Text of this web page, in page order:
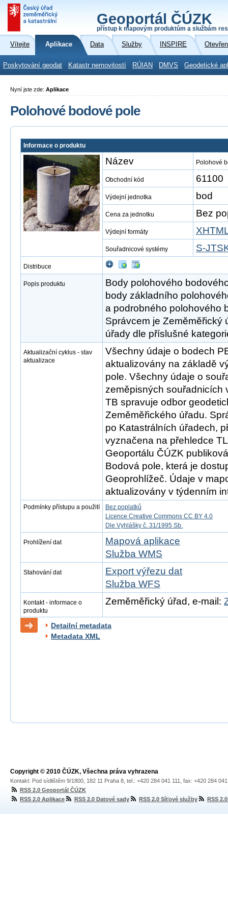
Geoportál ČÚZK
přístup k mapovým produktům a službám
Vítejte Aplikace Data Služby INSPIRE
Poskytování geodat Katastr nemovitostí RÚIAN DMVS Geodetické
Nyní jste zde: Aplikace
Polohové bodové pole
Informace o produktu
Název Polohové
Obchodní kód 61100
Výdejní jednotka bod
Cena za jednotku Bez
Výdejní formáty
Souřadnicové systémy S-
Distribuce
Popis produktu
Body polohového
body základního
a podrobného polohového
Správcem je Zeměměřický
úřady dle příslušné
Aktualizační cyklus - stav
aktualizace
Všechny údaje o bodech
aktualizovány na základě
pole. Všechny údaje o
zeměpisných souřadnicích
TB spravuje odbor
Zeměměřického úřadu.
po Katastrálních úřadech,
vyznačena na přehledce
Geoportálu ČÚZK
Bodová pole, která je
Geoprohlížeč. Údaje v
aktualizovány v týdenním
Podmínky přístupu a použití
Bez poplatků
Licence Creative Commons CC BY 4.0
Dle Vyhlášky č. 31/1995 Sb.
Prohlížení dat
Mapová aplikace
Služba WMS
Stahování dat
Export výřezu dat
Služba WFS
Kontakt - informace o
produktu
Zeměměřický úřad, e-mail:
Detailní metadata
Metadata XML
Copyright © 2010 ČÚZK, Všechna práva vyhrazena
Kontakt: Pod sídlištěm 9/1800, 182 11 Praha 8, tel.: +420 284 041 111, fax: +420 284
RSS 2.0 Geoportál ČÚZK
RSS 2.0 Aplikace
RSS 2.0 Datové sady RSS 2.0 Síťové služby RSS